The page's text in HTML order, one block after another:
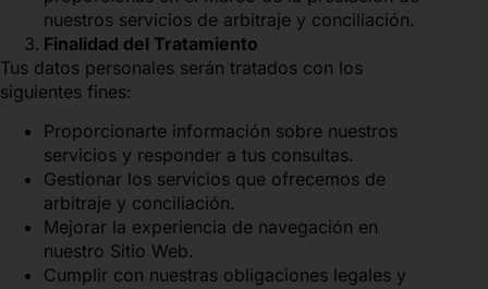
nuestros servicios de arbitraje y conciliación.
Finalidad del Tratamiento
Tus datos personales serán tratados con los
siguientes fines:
Proporcionarte información sobre nuestros
servicios y responder a tus consultas.
Gestionar los servicios que ofrecemos de
arbitraje y conciliación.
Mejorar la experiencia de navegación en
nuestro Sitio Web.
Cumplir con nuestras obligaciones legales y